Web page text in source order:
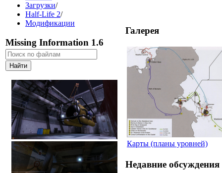
Загрузки/
Half-Life 2/
Модификации
Missing Information 1.6
Галерея
Карты (планы уровней)
Недавние обсуждения